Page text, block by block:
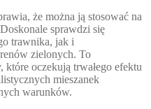
że można ją stosować na
sprawdzi się
trawnika, jak i
zielonych. To
oczekują trwałego efektu
mieszanek
warunków.